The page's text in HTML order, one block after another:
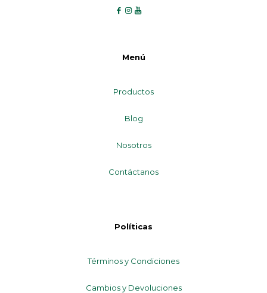
Menú
Productos
Blog
Nosotros
Contáctanos
Políticas
Términos y Condiciones
Cambios y Devoluciones